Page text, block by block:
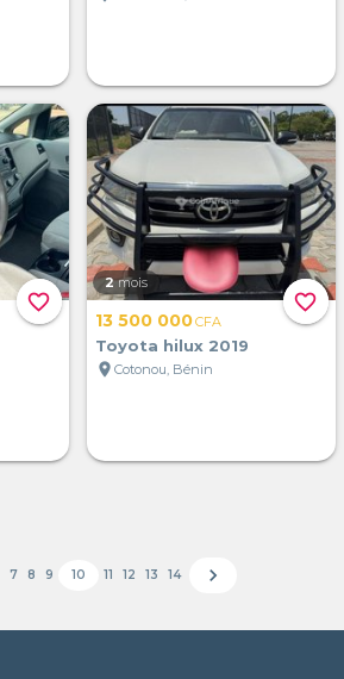
favorite_border favorite_border
2 mois
13 500 000CFA
Toyota hilux 2019
location_on Cotonou, Bénin
7 8 9 10 11 12 13 14 chevron_right